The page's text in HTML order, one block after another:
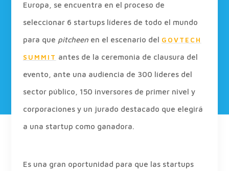
Europa, se encuentra en el proceso de
seleccionar 6 startups líderes de todo el mundo
para que pitcheenen el escenario del GOVTECH
SUMMIT antes de la ceremonia de clausura del
evento, ante una audiencia de 300 líderes del
sector público, 150 inversores de primer nivel y
corporaciones y un jurado destacado que elegirá
a una startup como ganadora.
Es una gran oportunidad para que las startups